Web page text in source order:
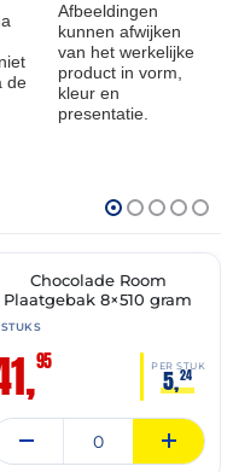
de
Afbeeldingen
kunnen afwijken
van het werkelijke
product in vorm,
kleur en
presentatie.
✓ VAST ASSORTIMENT
Chocolade Room
Plaatgebak 8×510 gram
95 PER STUK
5,24